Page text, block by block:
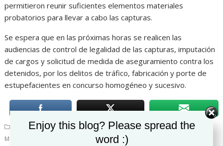
permitieron reunir suficientes elementos materiales
probatorios para llevar a cabo las capturas.
Se espera que en las próximas horas se realicen las
audiencias de control de legalidad de las capturas, imputación
de cargos y solicitud de medida de aseguramiento contra los
detenidos, por los delitos de tráfico, fabricación y porte de
estupefacientes en concurso homogéneo y sucesivo.
Featured, Judicial,Local Ejército Nacional,Policía Cauca,Policía
Metropolitana de Popayán
Enjoy this blog? Please spread the
word :)
Set Youtube Channel ID